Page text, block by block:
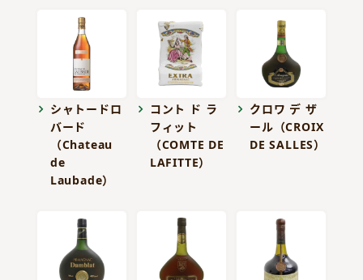
シャトードロ
バード
（Chateau
de
Laubade）
コント ド ラ
フィット
（COMTE DE
LAFITTE）
クロワ デ ザ
ール（CROIX
DE SALLES）